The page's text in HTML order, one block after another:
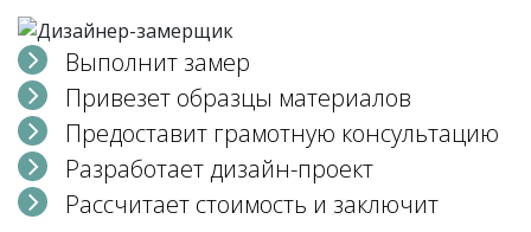
Выполнит замер
Привезет образцы материалов
Предоставит грамотную консультацию
Разработает дизайн-проект
Рассчитает стоимость и заключит